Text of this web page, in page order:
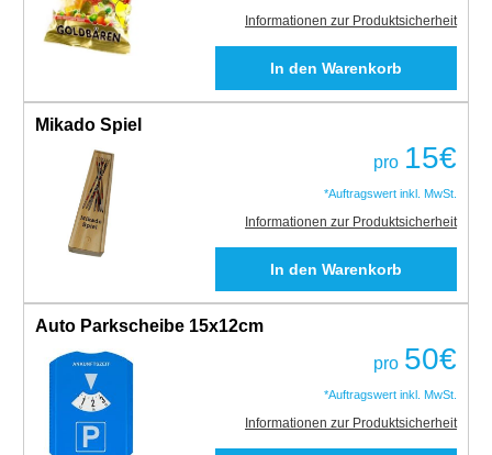
Informationen zur Produktsicherheit
Mikado Spiel
pro 15€
*Auftragswert inkl. MwSt.
Informationen zur Produktsicherheit
Auto Parkscheibe 15x12cm
pro 50€
*Auftragswert inkl. MwSt.
Informationen zur Produktsicherheit